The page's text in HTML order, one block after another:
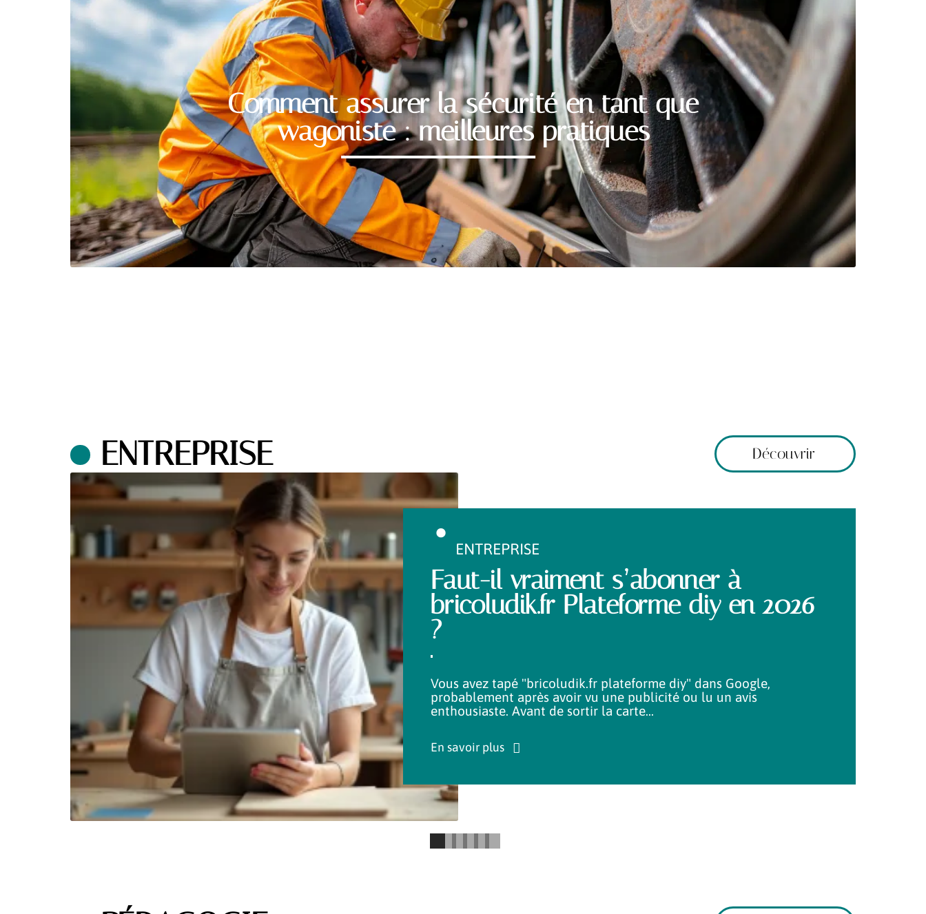
Comment assurer la sécurité en tant que
wagoniste : meilleures pratiques
ENTREPRISE Découvrir
ENTREPRISE
Faut-il vraiment s’abonner à
bricoludik.fr Plateforme diy en 2026
?
Vous avez tapé "bricoludik.fr plateforme diy" dans Google,
probablement après avoir vu une publicité ou lu un avis
enthousiaste. Avant de sortir la carte…
En savoir plus